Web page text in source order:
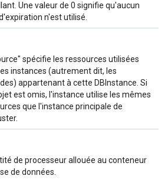
Une valeur de 0 signifie qu'aucun
n'est utilisé.
spécifie les ressources utilisées
instances (autrement dit, les
appartenant à cette DBInstance. Si
est omis, l'instance utilise les mêmes
que l'instance principale de
de processeur allouée au conteneur
de données.